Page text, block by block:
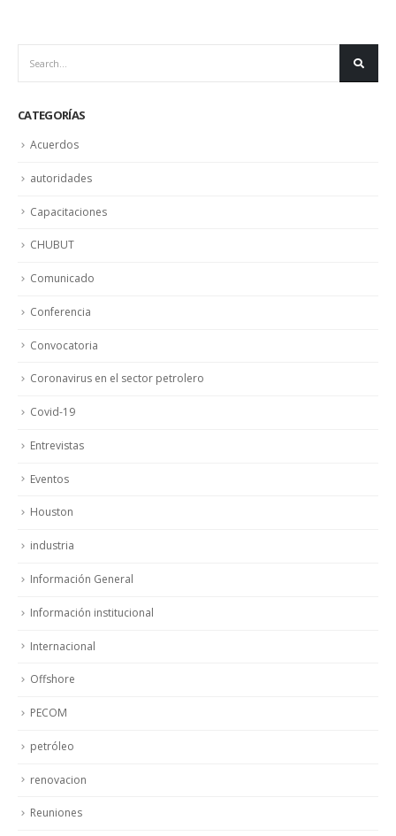
CATEGORÍAS
Acuerdos
autoridades
Capacitaciones
CHUBUT
Comunicado
Conferencia
Convocatoria
Coronavirus en el sector petrolero
Covid-19
Entrevistas
Eventos
Houston
industria
Información General
Información institucional
Internacional
Offshore
PECOM
petróleo
renovacion
Reuniones